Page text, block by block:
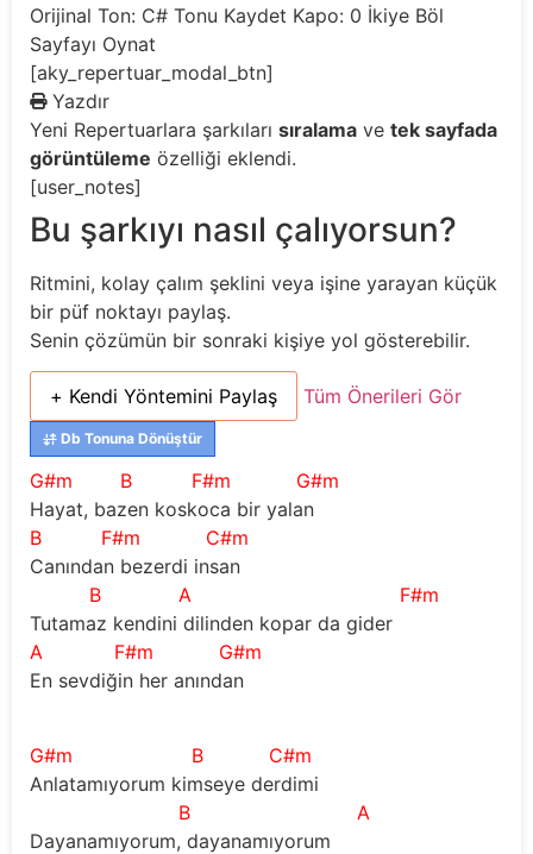
Orijinal Ton: C# Tonu Kaydet Kapo: 0 İkiye Böl
Sayfayı Oynat
[aky_repertuar_modal_btn]
Yazdır
Yeni Repertuarlara şarkıları sıralama ve tek sayfada
görüntüleme özelliği eklendi.
[user_notes]
Bu şarkıyı nasıl çalıyorsun?
Ritmini, kolay çalım şeklini veya işine yarayan küçük
bir püf noktayı paylaş.
Senin çözümün bir sonraki kişiye yol gösterebilir.
+ Kendi Yöntemini Paylaş Tüm Önerileri Gör
Db Tonuna Dönüştür
G#m B F#m
G#m
Hayat, bazen koskoca bir yalan
B
F#m
C#m
Canından bezerdi insan
B
A
F#m
Tutamaz kendini dilinden kopar da gider
A
F#m
G#m
En sevdiğin her anından
G#m B
C#m
Anlatamıyorum kimseye derdimi
B
A
Dayanamıyorum, dayanamıyorum